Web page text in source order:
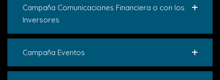
Campaña Comunicaciones Financiera o con los
Inversores
Campaña Eventos